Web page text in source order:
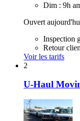
Dim : 9h
Ouvert
Inspection
Retour
Voir les tarifs
2
U-Haul